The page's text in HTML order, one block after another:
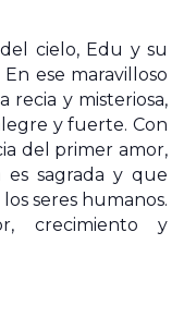
cielo, Edu y su
ese maravilloso
recia y misteriosa,
y fuerte. Con
del primer amor,
sagrada y que
seres humanos.
crecimiento y